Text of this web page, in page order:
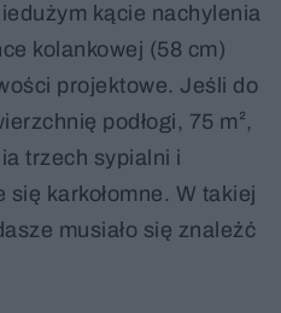
kącie nachylenia
kolankowej (58 cm)
projektowe. Jeśli do
podłogi, 75 m²,
trzech sypialni i
karkołomne. W takiej
musiało się znaleźć